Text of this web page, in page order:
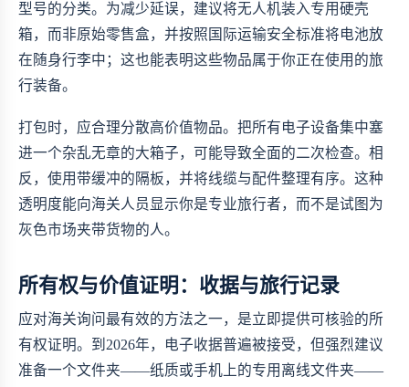
型号的分类。为减少延误，建议将无人机装入专用硬壳
箱，而非原始零售盒，并按照国际运输安全标准将电池放
在随身行李中；这也能表明这些物品属于你正在使用的旅
行装备。
打包时，应合理分散高价值物品。把所有电子设备集中塞
进一个杂乱无章的大箱子，可能导致全面的二次检查。相
反，使用带缓冲的隔板，并将线缆与配件整理有序。这种
透明度能向海关人员显示你是专业旅行者，而不是试图为
灰色市场夹带货物的人。
所有权与价值证明：收据与旅行记录
应对海关询问最有效的方法之一，是立即提供可核验的所
有权证明。到2026年，电子收据普遍被接受，但强烈建议
准备一个文件夹——纸质或手机上的专用离线文件夹——